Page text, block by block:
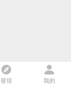
發現 我的